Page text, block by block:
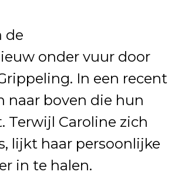
de
onder vuur door
In een recent
naar boven die hun
Terwijl Caroline zich
lijkt haar persoonlijke
in te halen.